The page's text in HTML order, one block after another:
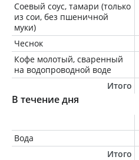
Соевый соус, тамари (только
из сои, без пшеничной
муки)
Чеснок
Кофе молотый, сваренный
на водопроводной воде
Итого
В течение дня
Вода
Итого